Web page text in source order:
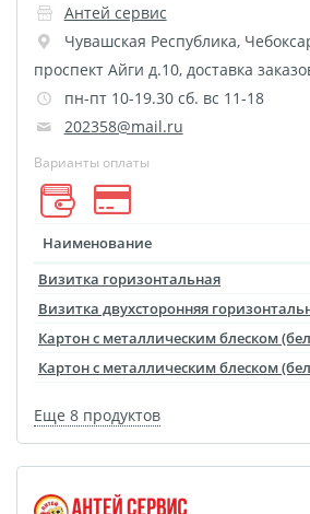
Антей сервис
Чувашская Республика,
проспект Айги д.10, доставка
пн-пт 10-19.30 сб. вс 11-18
202358@mail.ru
Варианты оплаты
Наименование
Визитка горизонтальная
Визитка двухсторонняя
Картон с металлическим блеском
Картон с металлическим блеском
Еще 8 продуктов